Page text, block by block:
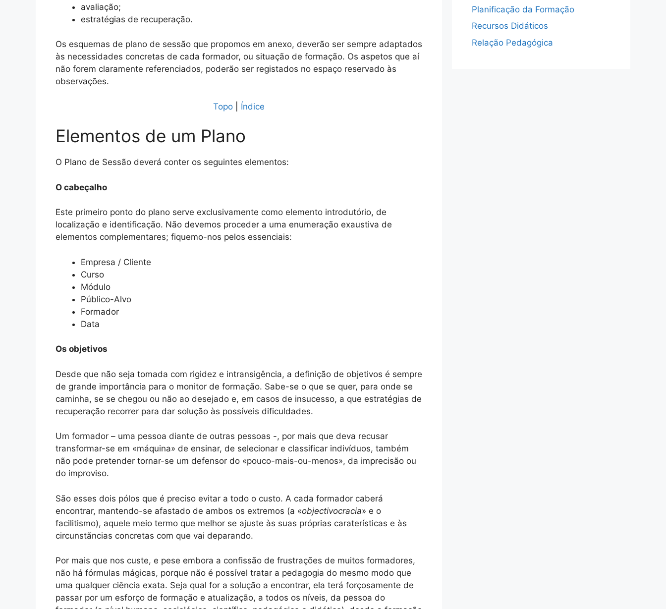
avaliação;
estratégias de recuperação.
Os esquemas de plano de sessão que propomos em anexo, deverão ser sempre adaptados
às necessidades concretas de cada formador, ou situação de formação. Os aspetos que aí
não forem claramente referenciados, poderão ser registados no espaço reservado às
observações.
Topo Índice
Elementos de um Plano
O Plano de Sessão deverá conter os seguintes elementos:
O cabeçalho
Este primeiro ponto do plano serve exclusivamente como elemento introdutório, de
localização e identificação. Não devemos proceder a uma enumeração exaustiva de
elementos complementares; fiquemo-nos pelos essenciais:
Empresa / Cliente
Curso
Módulo
Público-Alvo
Formador
Data
Os objetivos
Desde que não seja tomada com rigidez e intransigência, a definição de objetivos é sempre
de grande importância para o monitor de formação. Sabe-se o que se quer, para onde se
caminha, se se chegou ou não ao desejado e, em casos de insucesso, a que estratégias de
recuperação recorrer para dar solução às possíveis dificuldades.
Um formador – uma pessoa diante de outras pessoas -, por mais que deva recusar
transformar-se em «máquina» de ensinar, de selecionar e classificar indivíduos, também
não pode pretender tornar-se um defensor do «pouco-mais-ou-menos», da imprecisão ou
do improviso.
São esses dois pólos que é preciso evitar a todo o custo. A cada formador caberá
encontrar, mantendo-se afastado de ambos os extremos (a «objectivocracia» e o
facilitismo), aquele meio termo que melhor se ajuste às suas próprias caraterísticas e às
circunstãncias concretas com que vai deparando.
Por mais que nos custe, e pese embora a confissão de frustrações de muitos formadores,
não há fórmulas mágicas, porque não é possível tratar a pedagogia do mesmo modo que
uma qualquer ciência exata. Seja qual for a solução a encontrar, ela terá forçosamente de
passar por um esforço de formação e atualização, a todos os níveis, da pessoa do
Planificação da Formação
Recursos Didáticos
Relação Pedagógica